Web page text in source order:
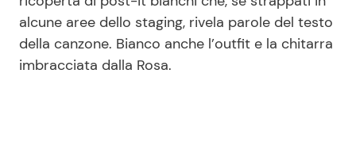
alcune aree dello staging, rivela parole del testo
della canzone. Bianco anche l’outfit e la chitarra
imbracciata dalla Rosa.